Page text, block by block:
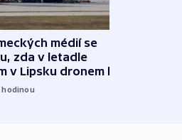
médií se
zda v letadle
v Lipsku dronem byla
hodinou